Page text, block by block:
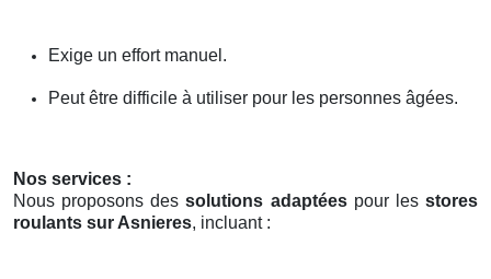
Exige un effort manuel.
Peut être difficile à utiliser pour les personnes âgées.
Nos services :
Nous proposons dessolutions adaptéespour lesstores
roulants sur Asnieres, incluant :